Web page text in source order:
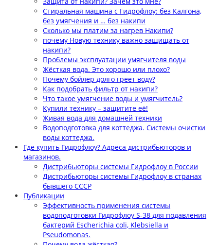
Стиральная машина с Гидрофлоу: без Калгона,
без умягчения и … без накипи
Сколько мы платим за нагрев Накипи?
почему Новую технику важно защищать от
накипи?
Проблемы эксплуатации умягчителя воды
Жёсткая вода. Это хорошо или плохо?
Почему бойлер долго греет воду?
Как подобрать фильтр от накипи?
Что такое умягчение воды и умягчитель?
Купили технику – защитите её!
Живая вода для домашней техники
Водоподготовка для коттеджа. Системы очистки
воды коттеджа.
Где купить Гидрофлоу? Адреса дистрибьюторов и
магазинов.
Дистрибьюторы системы Гидрофлоу в России
Дистрибьюторы системы Гидрофлоу в странах
бывшего СССР
Публикации
Эффективность применения системы
водоподготовки Гидрофлоу S-38 для подавления
бактерий Escherichia coli, Klebsiella и
Pseudomonas.